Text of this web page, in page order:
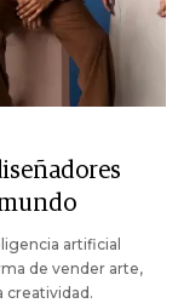
artificial
de vender arte,
creatividad.